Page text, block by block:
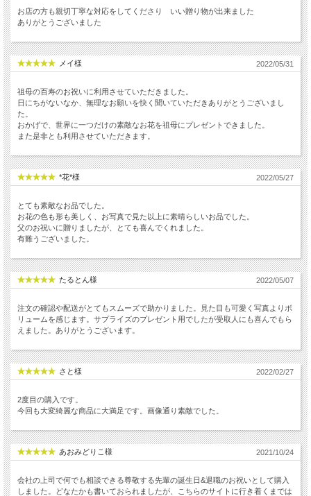
お店の方も親切丁寧な対応をしてくださり いい贈り物が出来ました
ありがとうございました
メイ様 2022/05/31
祖母の百寿のお祝いに利用させていただきました。
日にちがないなか、無理なお願いを快く聞いていただきありがとうございまし
た。
おかげで、世界に一つだけの素敵なお花を祖母にプレゼントできました。
また是非とも利用させていただきます。
*花*様 2022/05/27
とても素敵なお品でした。
お花の色も形も美しく、お写真で見た以上に素晴らしいお品でした。
父のお祝いに贈りましたが、とても喜んでくれました。
有難うございました。
たるとん様 2022/05/07
注文の確認や配送がとてもスムーズで助かりました。見た目も可愛く写真よりボ
リュームを感じます。サプライズのプレゼント用でしたが受取人にも喜んでもら
えました。ありがとうございます。
さと様 2022/02/27
2度目の購入です。
今回も大変綺麗な商品に大満足です。画像通り素敵でした。
あおみどりこ様 2021/10/24
会社の上司で何でも相談できる尊敬する先輩の誕生日&退職のお祝いとして購入
しました。どなたかも書いておられましたが、こちらのサイトに行き着くまでは